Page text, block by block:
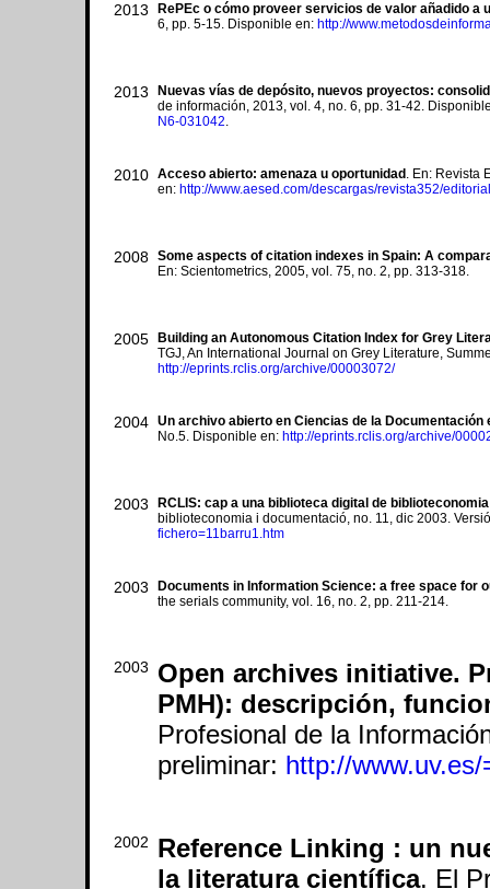
2013
RePEc o cómo proveer servicios de valor añadido a
6, pp. 5-15. Disponible en: http://
2013
Nuevas vías de depósito, nuevos proyectos:
de información, 2013, vol. 4, no. 6, pp. 31-42.
N6-031042.
2010 Acceso abierto: amenaza u oportunidad . En: Revista
en: http://www.aesed.com/descargas/revista352/
2008 Some aspects of citation indexes in Spain: A
En: Scientometrics, 2005, vol. 75, no. 2, pp. 313-318.
2005
Building an Autonomous Citation Index for Grey
TGJ, An International Journal on Grey Literature,
http://eprints.rclis.org/archive/00003072/
2004 Un archivo abierto en Ciencias de la Documentación
No.5. Disponible en: http://eprints.rclis.org/archive/
2003
RCLIS: cap a una biblioteca digital de
biblioteconomia i documentació, no. 11, dic 2003.
fichero=11barru1.htm
2003
Documents in Information Science: a free space for
the serials community, vol. 16, no. 2, pp. 211-214.
2003
Open archives initiative.
PMH): descripción,
Profesional de la
preliminar: http://
2002
Reference Linking : un
la literatura científica. El